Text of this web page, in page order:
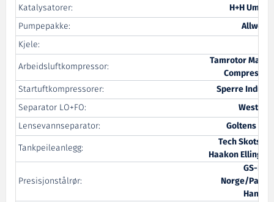
Katalysatorer:
H+H
Pumpepakke:
Kjele:
Arbeidsluftkompressor:
Tamrotor
Startuftkompressorer:
Sperre
Separator LO+FO:
Lensevannseparator:
Goltens
Tankpeileanlegg:
Tech
Haakon
Presisjonstålrør:
GS-
Norge/